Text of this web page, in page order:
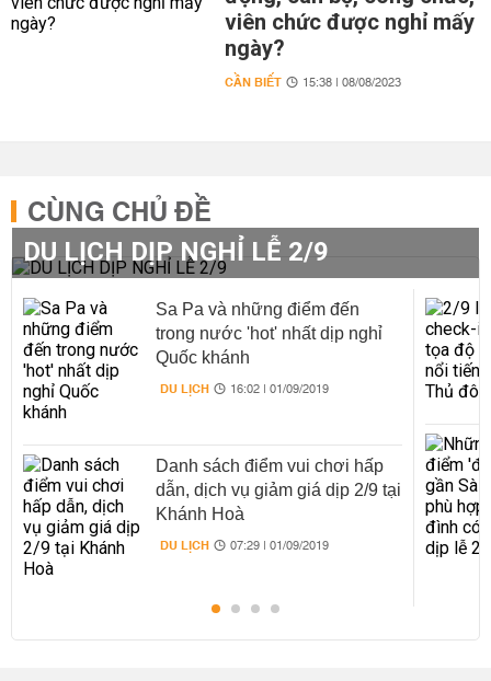
viên chức được nghỉ mấy
ngày?
CẦN BIẾT 15:38 | 08/08/2023
CÙNG CHỦ ĐỀ
DU LỊCH DỊP NGHỈ LỄ 2/9
Sa Pa và những điểm đến
trong nước 'hot' nhất dịp nghỉ
Quốc khánh
DU LỊCH 16:02 | 01/09/2019
Danh sách điểm vui chơi hấp
dẫn, dịch vụ giảm giá dịp 2/9 tại
Khánh Hoà
DU LỊCH 07:29 | 01/09/2019